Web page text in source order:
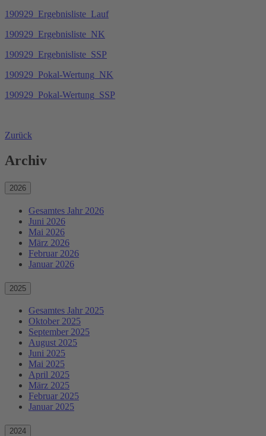
190929_Ergebnisliste_Lauf
190929_Ergebnisliste_NK
190929_Ergebnisliste_SSP
190929_Pokal-Wertung_NK
190929_Pokal-Wertung_SSP
Zurück
Archiv
2026
Gesamtes Jahr 2026
Juni 2026
Mai 2026
März 2026
Februar 2026
Januar 2026
2025
Gesamtes Jahr 2025
Oktober 2025
September 2025
August 2025
Juni 2025
Mai 2025
April 2025
März 2025
Februar 2025
Januar 2025
2024